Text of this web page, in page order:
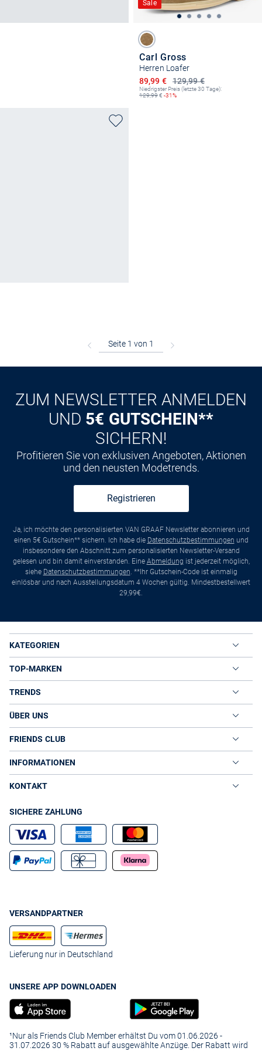
Sale
Carl Gross
Herren Loafer
129,99 €
Ermäßigter Preis
89,99 €
Niedrigster Preis (letzte 30 Tage):
129,99€ -31%
ZUM NEWSLETTER ANMELDEN
UND 5€ GUTSCHEIN**
SICHERN!
Profitieren Sie von exklusiven Angeboten, Aktionen
und den neusten Modetrends.
Registrieren
Ja, ich möchte den personalisierten VAN GRAAF Newsletter abonnieren und
einen 5€ Gutschein** sichern. Ich habe die Datenschutzbestimmungen und
insbesondere den Abschnitt zum personalisierten Newsletter-Versand
gelesen und bin damit einverstanden. Eine Abmeldung ist jederzeit möglich,
siehe Datenschutzbestimmungen . **Ihr Gutschein-Code ist einmalig
einlösbar und nach Ausstellungsdatum 4 Wochen gültig. Mindestbestellwert
29,99€.
KATEGORIEN
TOP-MARKEN
TRENDS
ÜBER UNS
FRIENDS CLUB
INFORMATIONEN
KONTAKT
SICHERE ZAHLUNG
VERSANDPARTNER
Lieferung nur in Deutschland
UNSERE APP DOWNLOADEN
¹Nur als Friends Club Member erhältst Du vom 01.06.2026 -
31.07.2026 30 % Rabatt auf ausgewählte Anzüge. Der Rabatt wird